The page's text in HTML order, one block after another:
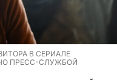
В СЕРИАЛЕ
ПРЕСС-СЛУЖБОЙ